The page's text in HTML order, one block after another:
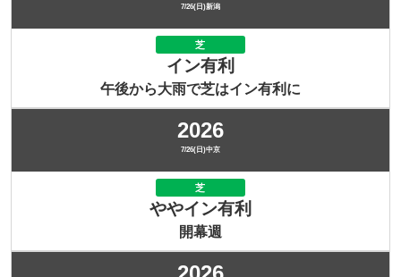
7/26(日)新潟
芝
イン有利
午後から大雨で芝はイン有利に
2026
7/26(日)中京
芝
ややイン有利
開幕週